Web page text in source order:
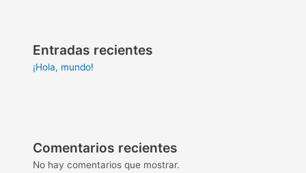
Entradas recientes
¡Hola, mundo!
Comentarios recientes
No hay comentarios que mostrar.